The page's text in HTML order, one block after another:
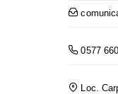
0577
Loc.